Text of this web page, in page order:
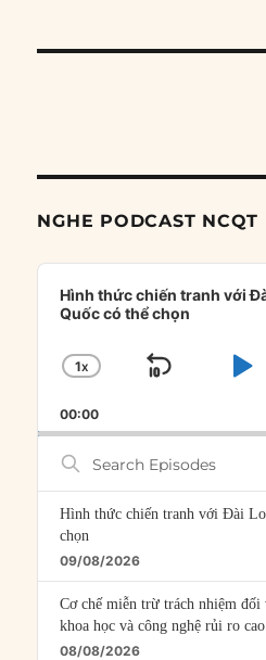
NGHE PODCAST NCQT
Audio
Player
Hình thức chiến tranh với
Quốc có thể chọn
CHANGE
RATE
1X
SKIP
00:00
Search
Episodes
Hình thức chiến tranh với Đài
chọn
09/08/2026
Cơ chế miễn trừ trách nhiệm
khoa học và công nghệ rủi ro cao
08/08/2026